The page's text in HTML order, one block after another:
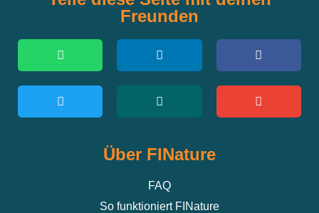
Freunden
Über FINature
FAQ
So funktioniert FINature